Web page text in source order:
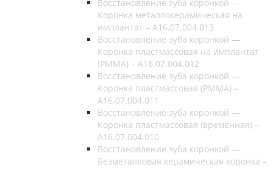
Восстановление зуба коронкой —
Коронка металлокерамическая на
имплантат – A16.07.004.013
Восстановление зуба коронкой —
Коронка пластмассовая на имплантат
(РММА) – A16.07.004.012
Восстановление зуба коронкой —
Коронка пластмассовая (РММА) –
A16.07.004.011
Восстановление зуба коронкой —
Коронка пластмассовая (временная) –
A16.07.004.010
Восстановление зуба коронкой —
Безметалловая керамическая коронка –